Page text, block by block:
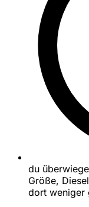
du
Größe,
dort weniger